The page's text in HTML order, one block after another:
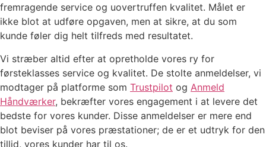
fremragende service og uovertruffen kvalitet. Målet er
ikke blot at udføre opgaven, men at sikre, at du som
kunde føler dig helt tilfreds med resultatet.
Vi stræber altid efter at opretholde vores ry for
førsteklasses service og kvalitet. De stolte anmeldelser, vi
modtager på platforme som Trustpilot og Anmeld
Håndværker, bekræfter vores engagement i at levere det
bedste for vores kunder. Disse anmeldelser er mere end
blot beviser på vores præstationer; de er et udtryk for den
tillid, vores kunder har til os.